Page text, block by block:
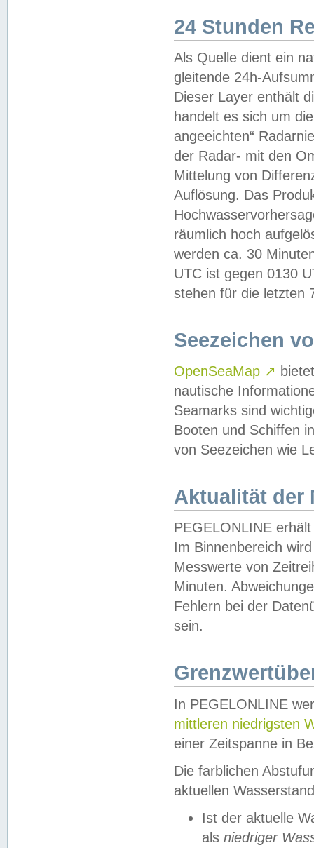
24 Stunden
Als Quelle dient ein
gleitende 24h-
Dieser Layer enthält
handelt es sich um
angeeichten“
der Radar- mit den
Mittelung von
Auflösung. Das
räumlich hoch
werden ca. 30
UTC ist gegen 0130
stehen für die letzten
Seezeichen
OpenSeaMap ↗
nautische
Seamarks sind
Booten und Schiffen
von Seezeichen wie
Aktualität der
PEGELONLINE
Im Binnenbereich
Messwerte von
Minuten.
Fehlern bei der
sein.
In PEGELONLINE
mittleren niedrigsten
einer Zeitspanne in
Die farblichen
aktuellen
Ist der aktuelle
als niedriger